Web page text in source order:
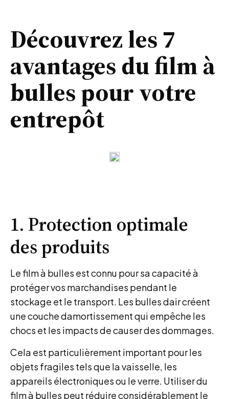
Découvrez les 7
avantages du film à
bulles pour votre
entrepôt
1. Protection optimale
des produits
Le film à bulles est connu pour sa capacité à
protéger vos marchandises pendant le
stockage et le transport. Les bulles dair créent
une couche damortissement qui empêche les
chocs et les impacts de causer des dommages.
Cela est particulièrement important pour les
objets fragiles tels que la vaisselle, les
appareils électroniques ou le verre. Utiliser du
film à bulles peut réduire considérablement le